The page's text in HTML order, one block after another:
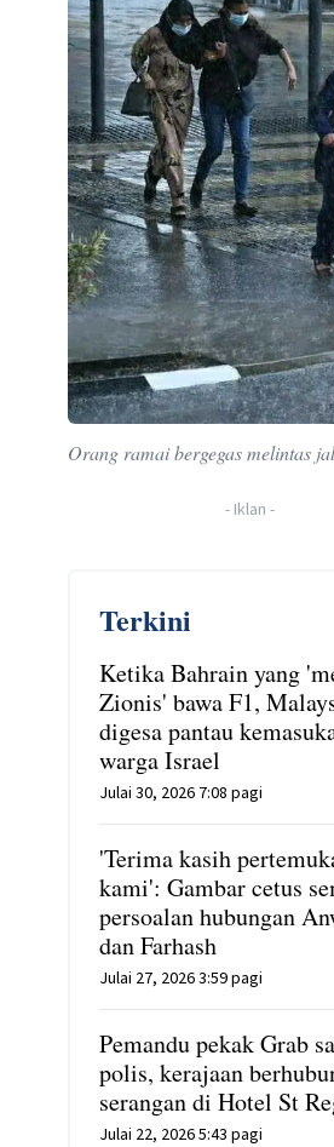
Orang ramai bergegas melintas
- Iklan -
Terkini
Ketika Bahrain yang
Zionis' bawa F1,
digesa pantau
warga Israel
Julai 30, 2026 7:08 pagi
'Terima kasih
kami': Gambar cetus
persoalan hubungan
dan Farhash
Julai 27, 2026 3:59 pagi
Pemandu pekak Grab
polis, kerajaan
serangan di Hotel St
Julai 22, 2026 5:43 pagi